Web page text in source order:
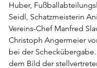
Huber,
Seidl, Schatzmeisterin
Vereins-Chef Manfred
Christoph Angermeier
bei der
dem Bild der